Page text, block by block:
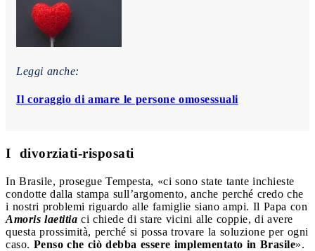
Leggi anche:
Il coraggio di amare le persone omosessuali
I divorziati-risposati
In Brasile, prosegue Tempesta, «ci sono state tante inchieste
condotte dalla stampa sull’argomento, anche perché credo che
i nostri problemi riguardo alle famiglie siano ampi. Il Papa con
Amoris laetitia ci chiede di stare vicini alle coppie, di avere
questa prossimità, perché si possa trovare la soluzione per ogni
caso. Penso che ciò debba essere implementato in Brasile».